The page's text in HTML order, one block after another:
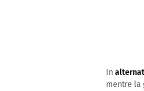
In
mentre la